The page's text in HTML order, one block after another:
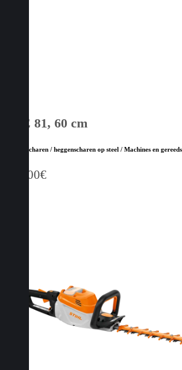
HSE 81, 60 cm
Heggenscharen / heggenscharen op steel / Machines en
349,00€